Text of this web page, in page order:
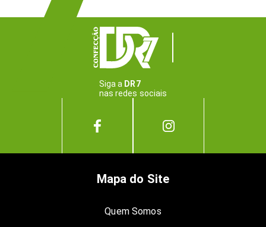
Siga a DR7
nas redes sociais
Mapa do Site
Quem Somos